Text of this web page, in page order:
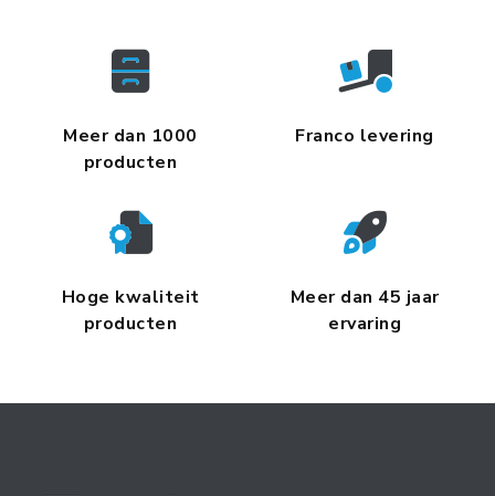
Meer dan 1000
producten
Franco levering
Hoge kwaliteit
producten
Meer dan 45 jaar
ervaring